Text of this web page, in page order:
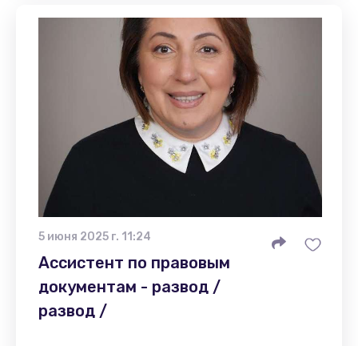
5 июня 2025 г. 11:24
Ассистент по правовым
документам - развод /
развод /